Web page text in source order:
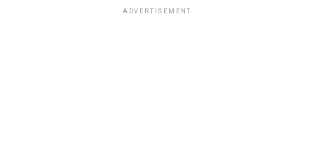
ADVERTISEMENT